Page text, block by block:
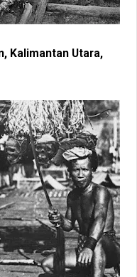
Kalimantan Utara,